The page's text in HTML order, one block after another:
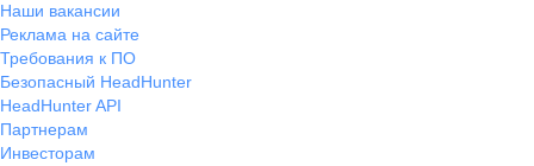
Наши вакансии
Реклама на сайте
Требования к ПО
Безопасный HeadHunter
HeadHunter API
Партнерам
Инвесторам